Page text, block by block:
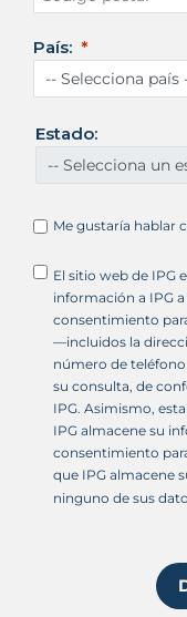
d
s
U
i
o
+
País:
Estado:
Me gustaría hablar
El sitio web de IPG
información a IPG
consentimiento
—incluidos la
número de
su consulta, de
IPG. Asimismo,
IPG almacene su
consentimiento
que IPG almacene
ninguno de sus